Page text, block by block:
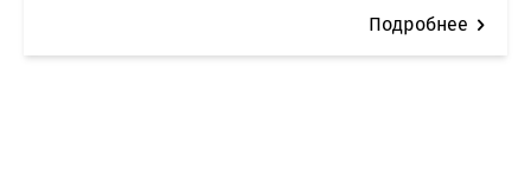
Подробнее